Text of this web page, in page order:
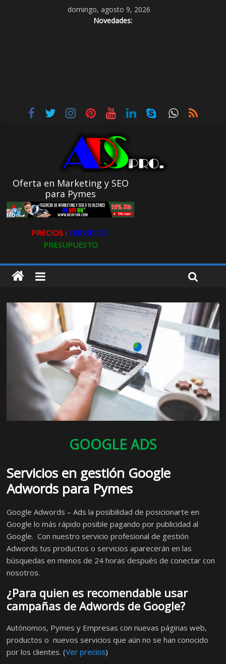
domingo, agosto 9, 2026
Novedades:
Oferta en Marketing y SEO
para Pymes
PRECIOS ǀ SERVICIOS ǀ
PRESUPUESTO
GOOGLE ADS
Servicios en gestión Google
Adwords para Pymes
Google Adwords – Ads la posibilidad de posicionarte en
Google lo más rápido posible pagando por publicidad al
Google. Con nuestro servicio profesional de gestión
Adwords tus productos o servicios aparecerán en las
búsquedas en menos de 24 horas después de conectar con
nosotros.
¿Para quien es recomendable usar
campañas de Adwords de Google?
Autónomos, Pymes y Empresas con nuevas páginas web,
productos o nuevos servicios que aún no se han conocido
por los clientes. (Ver precios)